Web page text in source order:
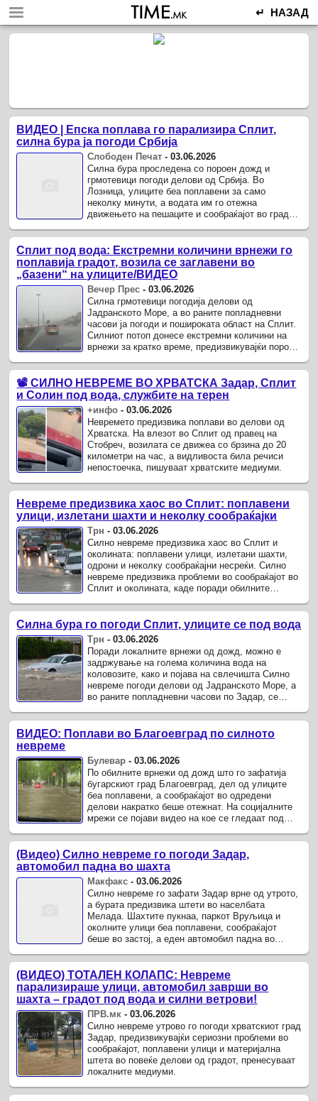
↵ НАЗАД
ВИДЕО | Епска поплава го парализира Сплит,
силна бура ја погоди Србија
Слободен Печат -03.06.2026
Силна бура проследена со пороен дожд и
грмотевици погоди делови од Србија. Во
Лозница, улиците беа поплавени за само
неколку минути, а водата им го отежна
движењето на пешаците и сообраќајот во градот,
Сплит под вода: Екстремни количини врнежи го
поплавија градот, возила се заглавени во
„базени“ на улиците/ВИДЕО
Вечер Прес -03.06.2026
Силна грмотевици погодија делови од
Јадранското Море, а во раните попладневни
часови ја погоди и пошироката област на Сплит.
Силниот потоп донесе екстремни количини на
врнежи за кратко време, предизвикувајќи порои
📽️ СИЛНО НЕВРЕМЕ ВО ХРВАТСКА Задар, Сплит
и Солин под вода, службите на терен
+инфо -03.06.2026
Невремето предизвика поплави во делови од
Хрватска. На влезот во Сплит од правец на
Стобреч, возилата се движеа со брзина до 20
километри на час, а видливоста била речиси
непостоечка, пишуваат хрватските медиуми.
Невреме предизвика хаос во Сплит: поплавени
улици, излетани шахти и неколку сообраќајки
Трн -03.06.2026
Силно невреме предизвика хаос во Сплит и
околината: поплавени улици, излетани шахти,
одрони и неколку сообраќајни несреќи. Силно
невреме предизвика проблеми во сообраќајот во
Сплит и околината, каде поради обилните
Силна бура го погоди Сплит, улиците се под вода
Трн -03.06.2026
Поради локалните врнежи од дожд, можно е
задржување на голема количина вода на
коловозите, како и појава на свлечишта Силно
невреме погоди делови од Јадранското Море, а
во раните попладневни часови по Задар, се
ВИДЕО: Поплави во Благоевград по силното
невреме
Булевар -03.06.2026
По обилните врнежи од дожд што го зафатија
бугарскиот град Благоевград, дел од улиците
беа поплавени, а сообраќајот во одредени
делови накратко беше отежнат. На социјалните
мрежи се појави видео на кое се гледаат под
(Видео) Силно невреме го погоди Задар,
автомобил падна во шахта
Макфакс -03.06.2026
Силно невреме го зафати Задар врне од утрото,
а бурата предизвика штети во населбата
Мелада. Шахтите пукнаа, паркот Вруљица и
околните улици беа поплавени, сообраќајот
беше во застој, а еден автомобил падна во
(ВИДЕО) ТОТАЛЕН КОЛАПС: Невреме
парализираше улици, автомобил заврши во
шахта – градот под вода и силни ветрови!
ПРВ.мк -03.06.2026
Силно невреме утрово го погоди хрватскиот град
Задар, предизвикувајќи сериозни проблеми во
сообраќајот, поплавени улици и материјална
штета во повеќе делови од градот, пренесуваат
локалните медиуми.